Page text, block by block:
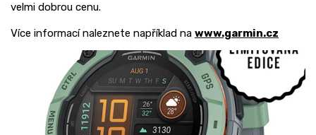
velmi dobrou cenu.
Více informací naleznete například na www.garmin.cz